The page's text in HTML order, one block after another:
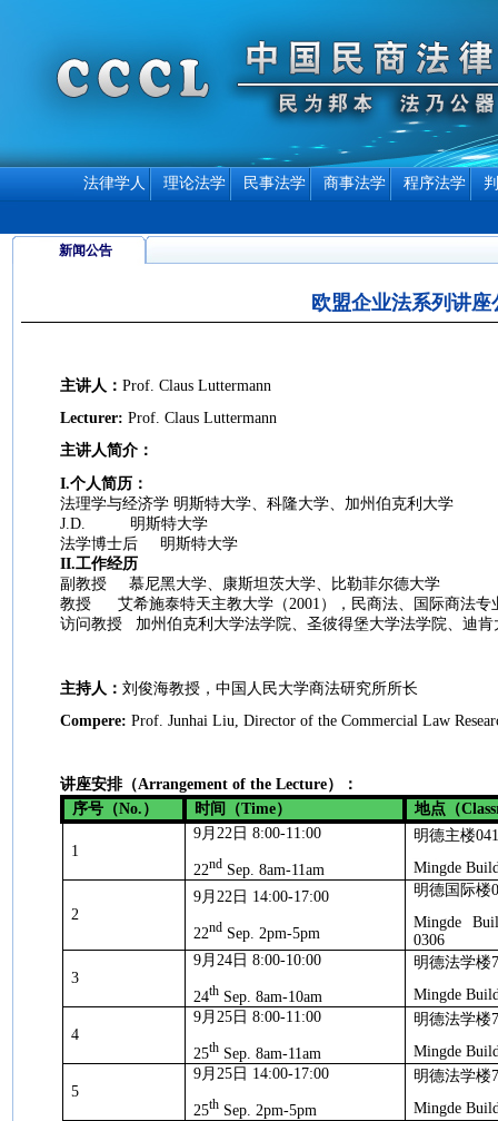
法律学人 理论法学 民事法学 商事法学 程序法学
新闻公告
欧盟企业法系列讲座
主讲人： Prof. Claus Luttermann
Lecturer: Prof. Claus Luttermann
主讲人简介：
I.个人简历：
法理学与经济学 明斯特大学、科隆大学、加州伯克利大学
J.D.
明斯特大学
法学博士后
明斯特大学
II.工作经历
副教授
慕尼黑大学、康斯坦茨大学、比勒菲尔德大学
教授
艾希施泰特天主教大学（2001 ），民商法、国际商法专
访问教授
加州伯克利大学法学院、圣彼得堡大学法学院、迪
主持人： 刘俊海教授，中国人民大学商法研究所所长
Compere: Prof. Junhai Liu, Director of the Commercial Law
讲座安排（Arrangement of the Lecture）：
序号（No. ） 时间（Time） 地点（
1
9月 22日 8:00-11:00
22ndSep. 8am-11am
明德主楼
Mingde
2
9月 22日 14:00-17:00
22ndSep. 2pm-5pm
明德国际楼
Mingde
0306
3
9月 24日 8:00-10:00
24thSep. 8am-10am
明德法学楼
Mingde
4
9月 25日 8:00-11:00
25thSep. 8am-11am
明德法学楼
Mingde
5
9月 25日 14:00-17:00
25thSep. 2pm-5pm
明德法学楼
Mingde